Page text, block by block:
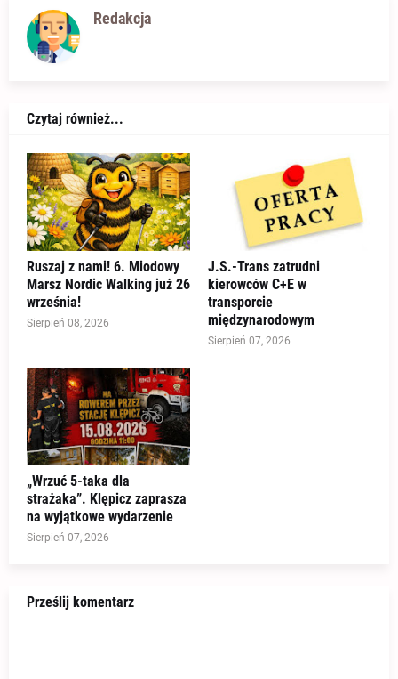
Redakcja
Czytaj również...
Ruszaj z nami! 6. Miodowy
Marsz Nordic Walking już 26
września!
Sierpień 08, 2026
J.S.-Trans zatrudni
kierowców C+E w
transporcie
międzynarodowym
Sierpień 07, 2026
„Wrzuć 5-taka dla
strażaka”. Klępicz zaprasza
na wyjątkowe wydarzenie
Sierpień 07, 2026
Prześlij komentarz